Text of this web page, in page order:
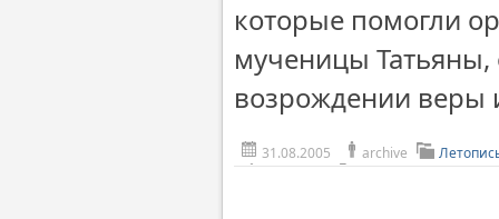
которые помогли
мученицы
возрождении веры
31.08.2005 archive